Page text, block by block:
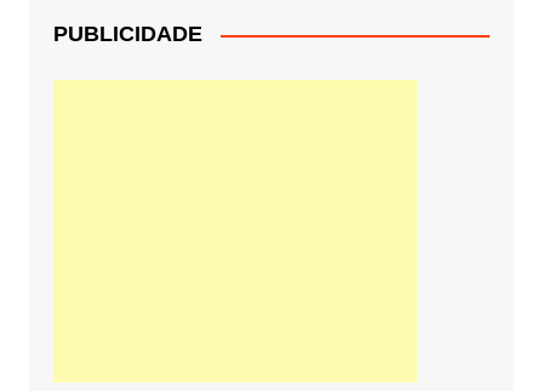
PUBLICIDADE